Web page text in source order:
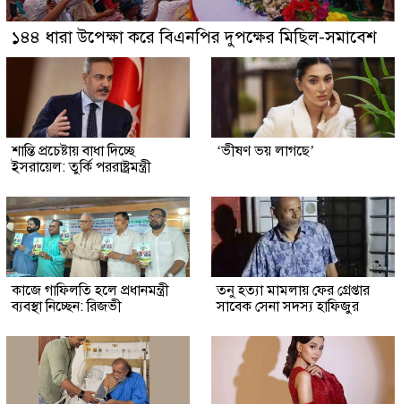
১৪৪ ধারা উপেক্ষা করে বিএনপির দুপক্ষের মিছিল-সমাবেশ
শান্তি প্রচেষ্টায় বাধা দিচ্ছে
ইসরায়েল: তুর্কি পররাষ্ট্রমন্ত্রী
‘ভীষণ ভয় লাগছে’
কাজে গাফিলতি হলে প্রধানমন্ত্রী
ব্যবস্থা নিচ্ছেন: রিজভী
তনু হত্যা মামলায় ফের গ্রেপ্তার
সাবেক সেনা সদস্য হাফিজুর